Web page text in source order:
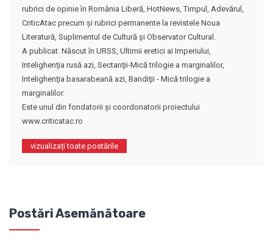
rubrici de opinie în România Liberă, HotNews, Timpul, Adevărul,
CriticAtac precum şi rubrici permanente la revistele Noua
Literatură, Suplimentul de Cultură şi Observator Cultural.
A publicat: Născut în URSS, Ultimii eretici ai Imperiului,
Intelighenţia rusă azi, Sectanţii-Mică trilogie a marginalilor,
Intelighenţia basarabeană azi, Bandiţii - Mică trilogie a
marginalilor.
Este unul din fondatorii şi coordonatorii proiectului
www.criticatac.ro
vizualizați toate postările
Postări Asemănătoare